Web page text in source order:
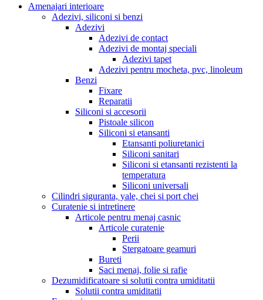
Amenajari interioare
Adezivi, siliconi si benzi
Adezivi
Adezivi de contact
Adezivi de montaj speciali
Adezivi tapet
Adezivi pentru mocheta, pvc, linoleum
Benzi
Fixare
Reparatii
Siliconi si accesorii
Pistoale silicon
Siliconi si etansanti
Etansanti poliuretanici
Siliconi sanitari
Siliconi si etansanti rezistenti la
temperatura
Siliconi universali
Cilindri siguranta, yale, chei si port chei
Curatenie si intretinere
Articole pentru menaj casnic
Articole curatenie
Perii
Stergatoare geamuri
Bureti
Saci menaj, folie si rafie
Dezumidificatoare si solutii contra umiditatii
Solutii contra umiditatii